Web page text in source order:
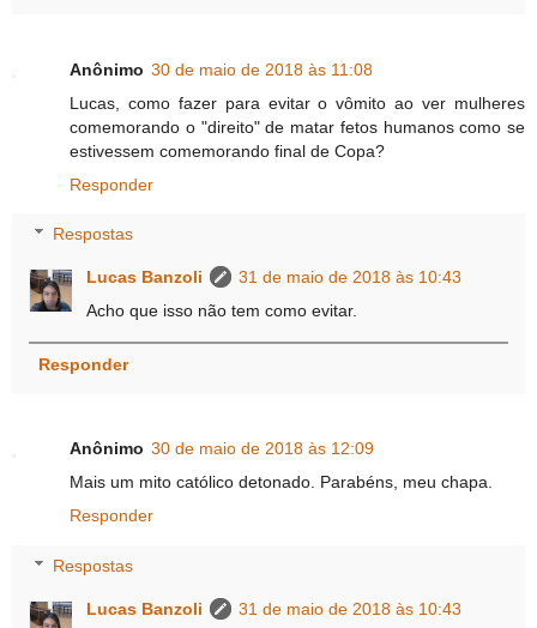
Anônimo 30 de maio de 2018 às 11:08
Lucas, como fazer para evitar o vômito ao ver mulheres
comemorando o "direito" de matar fetos humanos como se
estivessem comemorando final de Copa?
Responder
Respostas
Lucas Banzoli
31 de maio de 2018 às 10:43
Acho que isso não tem como evitar.
Responder
Anônimo 30 de maio de 2018 às 12:09
Mais um mito católico detonado. Parabéns, meu chapa.
Responder
Respostas
Lucas Banzoli
31 de maio de 2018 às 10:43